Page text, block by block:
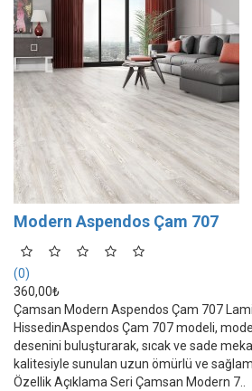
Modern Aspendos Çam 707
(0)
360,00₺
Çamsan Modern Aspendos Çam 707
HissedinAspendos Çam 707 modeli,
desenini buluşturarak, sıcak ve sade
kalitesiyle sunulan uzun ömürlü ve
Özellik Açıklama Seri Çamsan Modern 7..